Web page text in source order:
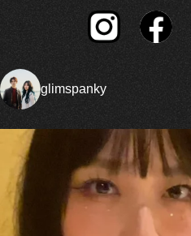
glimspanky